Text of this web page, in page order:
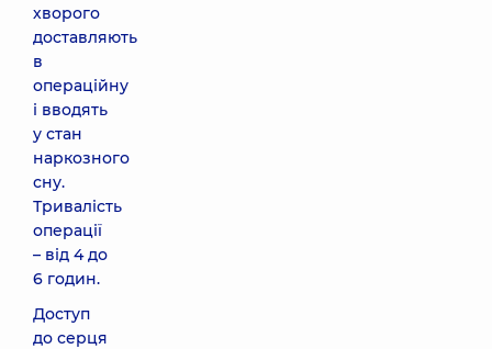
хворого
доставляють
в
операційну
і вводять
у стан
наркозного
сну.
Тривалість
операції
– від 4 до
6 годин.
Доступ
до серця